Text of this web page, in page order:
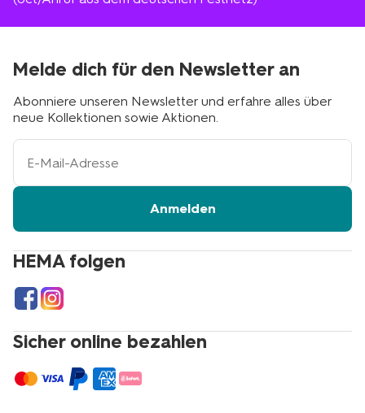
HEMA folgen
Sicher online bezahlen
Melde dich für den Newsletter an
Abonniere unseren Newsletter und erfahre alles über
neue Kollektionen sowie Aktionen.
Ihre
Adresse
Anmelden